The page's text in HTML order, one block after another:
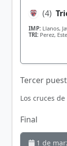
(4)
IMP: Llanos,
TRI: Perez,
Tercer
Los cruces
Final
1 de